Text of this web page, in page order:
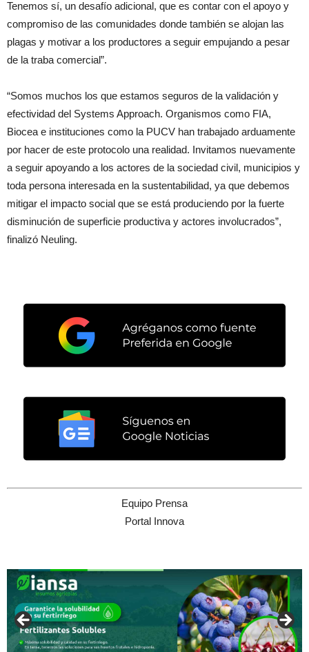
Tenemos sí, un desafío adicional, que es contar con el apoyo y
compromiso de las comunidades donde también se alojan las
plagas y motivar a los productores a seguir empujando a pesar
de la traba comercial”.
“Somos muchos los que estamos seguros de la validación y
efectividad del Systems Approach. Organismos como FIA,
Biocea e instituciones como la PUCV han trabajado arduamente
por hacer de este protocolo una realidad. Invitamos nuevamente
a seguir apoyando a los actores de la sociedad civil, municipios y
toda persona interesada en la sustentabilidad, ya que debemos
mitigar el impacto social que se está produciendo por la fuerte
disminución de superficie productiva y actores involucrados”,
finalizó Neuling.
Equipo Prensa
Portal Innova